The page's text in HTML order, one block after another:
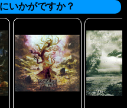
いかがですか？